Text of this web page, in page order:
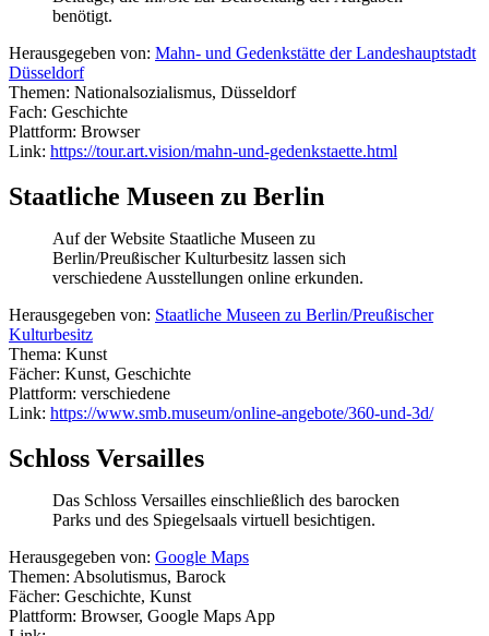
benötigt.
Herausgegeben von: Mahn- und Gedenkstätte der Landeshauptstadt
Düsseldorf
Themen: Nationalsozialismus, Düsseldorf
Fach: Geschichte
Plattform: Browser
Link: https://tour.art.vision/mahn-und-gedenkstaette.html
Staatliche Museen zu Berlin
Auf der Website Staatliche Museen zu
Berlin/Preußischer Kulturbesitz lassen sich
verschiedene Ausstellungen online erkunden.
Herausgegeben von: Staatliche Museen zu Berlin/Preußischer
Kulturbesitz
Thema: Kunst
Fächer: Kunst, Geschichte
Plattform: verschiedene
Link: https://www.smb.museum/online-angebote/360-und-3d/
Schloss Versailles
Das Schloss Versailles einschließlich des barocken
Parks und des Spiegelsaals virtuell besichtigen.
Herausgegeben von: Google Maps
Themen: Absolutismus, Barock
Fächer: Geschichte, Kunst
Plattform: Browser, Google Maps App